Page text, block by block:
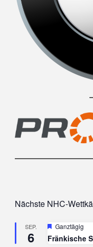
Nächste NHC-
SEP.
6
Ganztägig
Fränkische